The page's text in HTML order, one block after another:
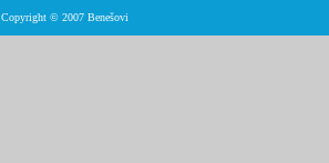
Copyright © 2007 Benešovi